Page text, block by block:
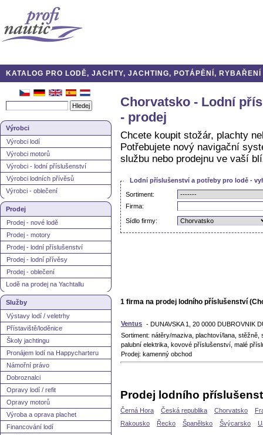
KATALOG PRO LODĚ, JACHTY, JACHTING, POTÁPĚNÍ,
Výrobci
Výrobci lodí
Výrobci motorů
Výrobci - lodní příslušenství
Výrobci lodních přívěsů
Výrobci - oblečení
Prodej
Prodej - nové lodě
Prodej - motory
Prodej - lodní příslušenství
Prodej - lodní přívěsy
Prodej - oblečení
Lodě na prodej na Yachtallu
Služby
Výstavy lodí / veletrhy
Přístaviště/loděnice
Školy jachtingu
Pronájem lodí na Happycharteru
Námořní právo
Dobroznalci
Opravy lodí / refit
Opravy motorů
Výroba a oprava plachet
Financování lodí
Chorvatsko - Lodní
- prodej
Chcete koupit stožár, plachty
Potřebujete nový navigační
službu nebo prodejnu ve vaší
Lodní příslušenství a potřeby pro lodě -
Sortiment:
Firma:
Sídlo firmy:
1 firma na prodej lodního příslušenství
Ventus - DUNAVSKA 1, 20 0000 DUBROVNIK
Sortiment: nátěry/maziva, plachtoví/lana,
palubní elektrika, kovové příslušenství, malé
Prodej: kamenný obchod
Prodej lodního
Černá Hora Česká republika Chorvatsko
Rakousko
Řecko Španělsko Švýcarsko